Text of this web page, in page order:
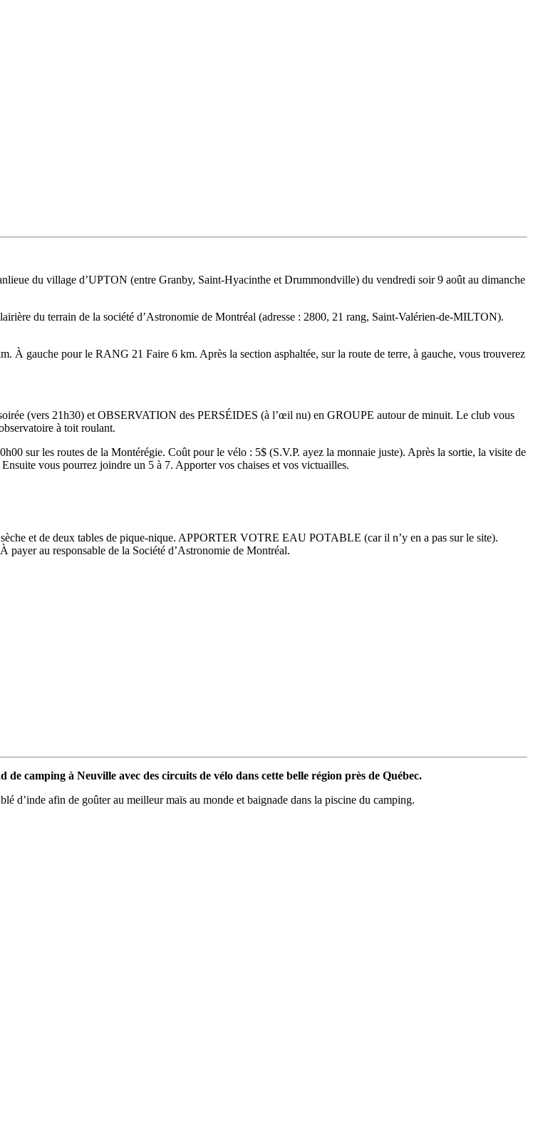
du village d’UPTON (entre Granby, Saint-Hyacinthe et Drummondville) du vendredi soir 9 août au dimanche
du terrain de la société d’Astronomie de Montréal (adresse : 2800, 21 rang, Saint-Valérien-de-MILTON).
À gauche pour le RANG 21 Faire 6 km. Après la section asphaltée, sur la route de terre, à gauche, vous trouverez
(vers 21h30) et OBSERVATION des PERSÉIDES (à l’œil nu) en GROUPE autour de minuit. Le club vous
à toit roulant.
sur les routes de la Montérégie. Coût pour le vélo : 5$ (S.V.P. ayez la monnaie juste). Après la sortie, la visite de
vous pourrez joindre un 5 à 7. Apporter vos chaises et vos victuailles.
et de deux tables de pique-nique. APPORTER VOTRE EAU POTABLE (car il n’y en a pas sur le site).
au responsable de la Société d’Astronomie de Montréal.
de camping à Neuville avec des circuits de vélo dans cette belle région près de Québec.
d’inde afin de goûter au meilleur maïs au monde et baignade dans la piscine du camping.